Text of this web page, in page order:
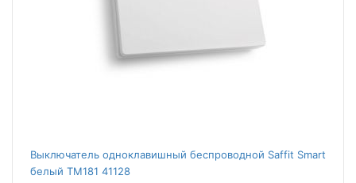
Выключатель одноклавишный беспроводной Saffit Smart
белый TM181 41128